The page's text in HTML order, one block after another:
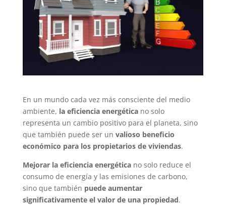
En un mundo cada vez más consciente del medio
ambiente, la eficiencia energéticano solo
representa un cambio positivo para el planeta, sino
que también puede ser un valioso beneficio
económico para los propietarios de viviendas.
Mejorar la eficiencia energéticano solo reduce el
consumo de energía y las emisiones de carbono,
sino que también puede aumentar
significativamente el valor de una propiedad.